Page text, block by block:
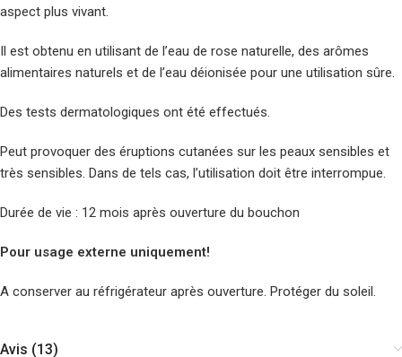
aspect plus vivant.
Il est obtenu en utilisant de l’eau de rose naturelle, des arômes
alimentaires naturels et de l’eau déionisée pour une utilisation sûre.
Des tests dermatologiques ont été effectués.
Peut provoquer des éruptions cutanées sur les peaux sensibles et
très sensibles. Dans de tels cas, l’utilisation doit être interrompue.
Durée de vie : 12 mois après ouverture du bouchon
Pour usage externe uniquement!
A conserver au réfrigérateur après ouverture. Protéger du soleil.
Avis (13)